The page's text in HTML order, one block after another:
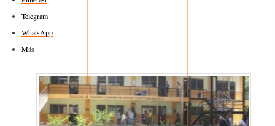
Telegram
WhatsApp
Más